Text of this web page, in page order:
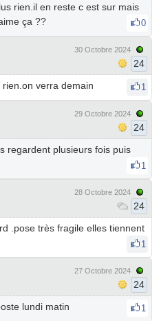
rien.il en reste c est sur mais
ça ??
0
30 Octobre 2024
24
verra demain
1
29 Octobre 2024
24
regardent plusieurs fois puis
1
28 Octobre 2024
24
.pose très fragile elles tiennent
1
27 Octobre 2024
24
lundi matin
1